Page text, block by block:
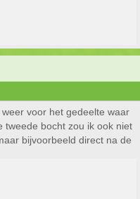
voor het gedeelte waar
tweede bocht zou ik ook niet
bijvoorbeeld direct na de